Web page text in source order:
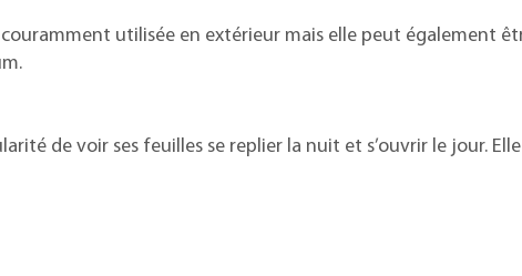
utilisée en extérieur mais elle peut également
de voir ses feuilles se replier la nuit et s’ouvrir le jour.